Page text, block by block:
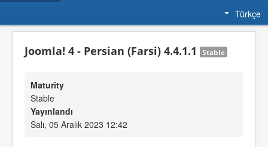
Türkçe
Joomla! 4 - Persian (Farsi) 4.4.1.1 Stable
Maturity
Stable
Yayınlandı
Salı, 05 Aralık 2023 12:42